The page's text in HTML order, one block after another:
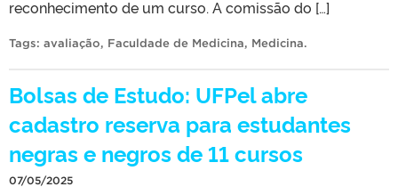
reconhecimento de um curso. A comissão do […]
Tags: avaliação, Faculdade de Medicina, Medicina.
Bolsas de Estudo: UFPel abre
cadastro reserva para estudantes
negras e negros de 11 cursos
07/05/2025